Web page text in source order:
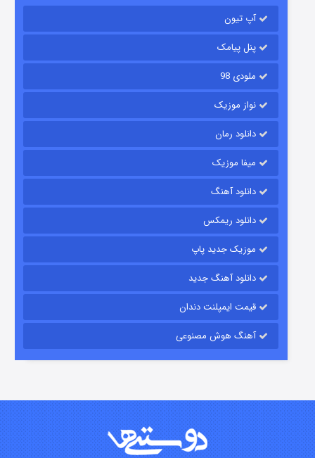
قسمت
شوگر فصل ۲
آپ تیون
پنل پیامک
ملودی 98
نواز موزیک
دانلود رمان
میفا موزیک
دانلود آهنگ
دانلود ریمکس
موزیک جدید پاپ
دانلود آهنگ جدید
قیمت ایمپلنت دندان
آهنگ هوش مصنوعی